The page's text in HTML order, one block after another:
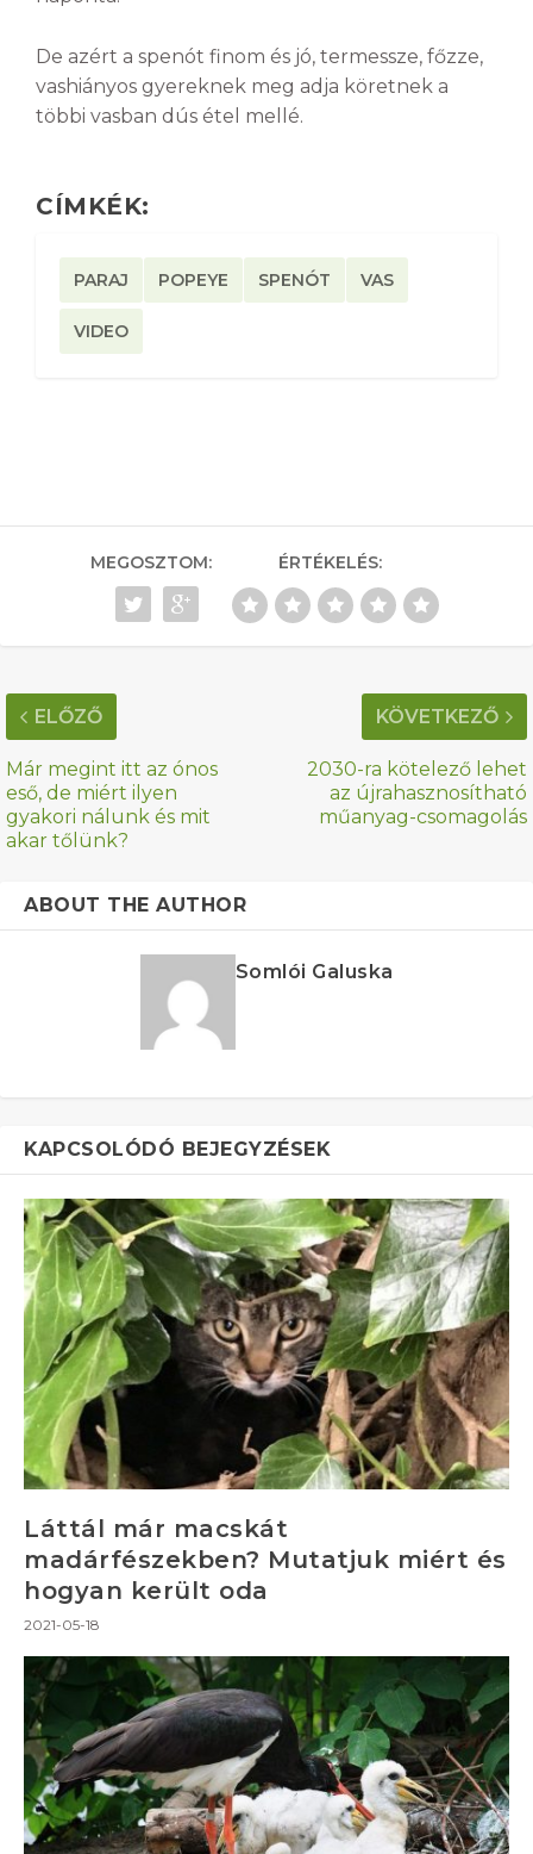
De azért a spenót finom és jó, termessze, főzze,
vashiányos gyereknek meg adja köretnek a
többi vasban dús étel mellé.
CÍMKÉK:
PARAJ POPEYE SPENÓT VAS
VIDEO
MEGOSZTOM: ÉRTÉKELÉS:
ELŐZŐ
Már megint itt az ónos
eső, de miért ilyen
gyakori nálunk és mit
akar tőlünk?
KÖVETKEZŐ
2030-ra kötelező lehet
az újrahasznosítható
műanyag-csomagolás
ABOUT THE AUTHOR
Somlói Galuska
KAPCSOLÓDÓ BEJEGYZÉSEK
Láttál már macskát
madárfészekben? Mutatjuk miért és
hogyan került oda
2021-05-18